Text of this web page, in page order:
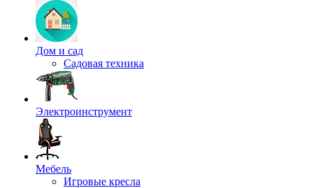
Дом и сад
Садовая техника
Электроинструмент
Мебель
Игровые кресла